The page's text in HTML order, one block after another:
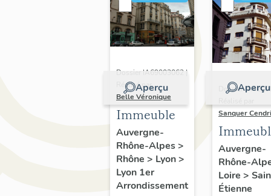
Aperçu
Dossier IA69003062 |
Réalisé par
Belle Véronique
Immeuble
Auvergne-
Rhône-Alpes>
Rhône > Lyon>
Lyon 1er
Arrondissement
Aperçu
Dossier
Sanquer
Auvergne-
Rhône-
Loire >
Étienne